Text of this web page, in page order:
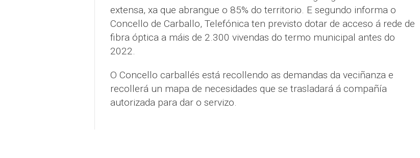
extensa, xa que abrangue o 85% do territorio. E segundo informa o
Concello de Carballo, Telefónica ten previsto dotar de acceso á rede de
fibra óptica a máis de 2.300 vivendas do termo municipal antes do
2022.
O Concello carballés está recollendo as demandas da veciñanza e
recollerá un mapa de necesidades que se trasladará á compañía
autorizada para dar o servizo.